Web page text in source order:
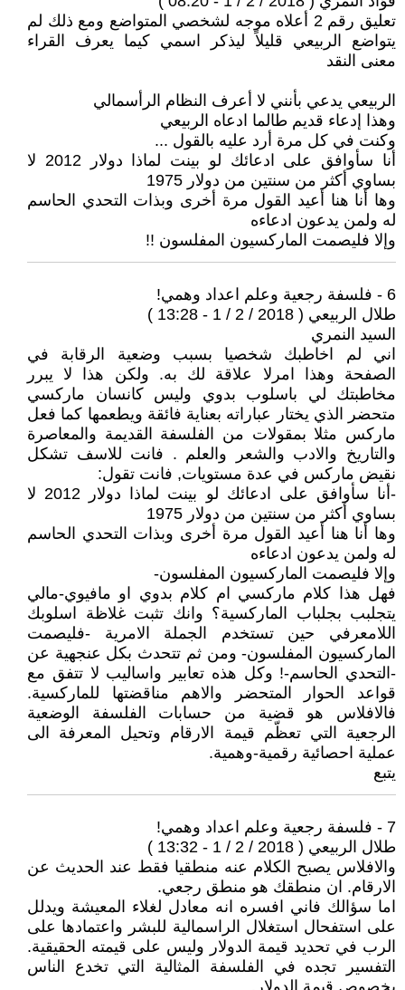
تعليق رقم 2 أعلاه موجه لشخصي المتواضع ومع ذلك لم
يتواضع الربيعي قليلاً ليذكر اسمي كيما يعرف القراء
معنى النقد
الربيعي يدعي بأنني لا أعرف النظام الرأسمالي
وهذا إدعاء قديم طالما ادعاه الربيعي
وكنت في كل مرة أرد عليه بالقول ...
أنا سأوافق على ادعائك لو بينت لماذا دولار 2012 لا
بساوي أكثر من سنتين من دولار 1975
وها أنا هنا أعيد القول مرة أخرى وبذات التحدي الحاسم
له ولمن يدعون ادعاءه
وإلا فليصمت الماركسيون المفلسون !!
6 - فلسفة رجعية وعلم اعداد وهمي!
طلال الربيعي ( 2018 / 2 / 1 - 13:28 )
السيد النمري
اني لم اخاطبك شخصيا بسبب وضعية الرقابة في
الصفحة وهذا امرلا علاقة لك به. ولكن هذا لا يبرر
مخاطبتك لي باسلوب بدوي وليس كانسان ماركسي
متحضر الذي يختار عباراته بعناية فائقة ويطعمها كما فعل
ماركس مثلا بمقولات من الفلسفة القديمة والمعاصرة
والتاريخ والادب والشعر والعلم . فانت للاسف تشكل
نقيض ماركس في عدة مستويات, فانت تقول:
-أنا سأوافق على ادعائك لو بينت لماذا دولار 2012 لا
بساوي أكثر من سنتين من دولار 1975
وها أنا هنا أعيد القول مرة أخرى وبذات التحدي الحاسم
له ولمن يدعون ادعاءه
وإلا فليصمت الماركسيون المفلسون-
فهل هذا كلام ماركسي ام كلام بدوي او مافيوي-مالي
يتجلبب بجلباب الماركسية؟ وانك تثبت غلاظة اسلوبك
اللامعرفي حين تستخدم الجملة الامرية -فليصمت
الماركسيون المفلسون- ومن ثم تتحدث بكل عنجهية عن
-التحدي الحاسم-! وكل هذه تعابير واساليب لا تتفق مع
قواعد الحوار المتحضر والاهم مناقضتها للماركسية.
فالافلاس هو قضية من حسابات الفلسفة الوضعية
الرجعية التي تعظّم قيمة الارقام وتحيل المعرفة الى
عملية احصائية رقمية-وهمية.
يتبع
7 - فلسفة رجعية وعلم اعداد وهمي!
طلال الربيعي ( 2018 / 2 / 1 - 13:32 )
والافلاس يصبح الكلام عنه منطقيا فقط عند الحديث عن
الارقام. ان منطقك هو منطق رجعي.
اما سؤالك فاني افسره انه معادل لغلاء المعيشة ويدلل
على استفحال استغلال الراسمالية للبشر واعتمادها على
الرب في تحديد قيمة الدولار وليس على قيمته الحقيقية.
التفسير تجده في الفلسفة المثالية التي تخدع الناس